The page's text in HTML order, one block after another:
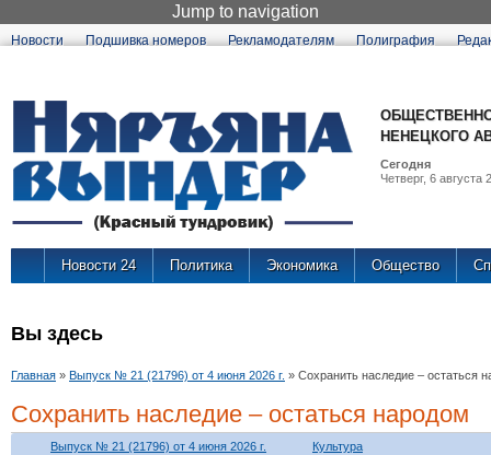
Jump to navigation
Новости Подшивка номеров Рекламодателям Полиграфия
НЕНЕЦКОГО
Сегодня
Четверг, 6 августа
Новости 24 Политика Экономика Общество
Вы здесь
Главная » Выпуск № 21 (21796) от 4 июня 2026 г. » Сохранить наследие – остаться
Сохранить наследие – остаться народом
Выпуск № 21 (21796) от 4 июня 2026 г. Культура